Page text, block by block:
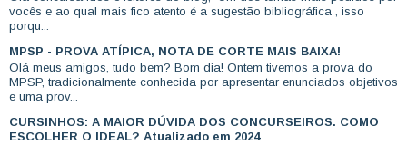
vocês e ao qual mais fico atento é a sugestão bibliográfica , isso
porqu...
MPSP - PROVA ATÍPICA, NOTA DE CORTE MAIS BAIXA!
Olá meus amigos, tudo bem? Bom dia! Ontem tivemos a prova do
MPSP, tradicionalmente conhecida por apresentar enunciados objetivos
e uma prov...
CURSINHOS: A MAIOR DÚVIDA DOS CONCURSEIROS. COMO
ESCOLHER O IDEAL? Atualizado em 2024